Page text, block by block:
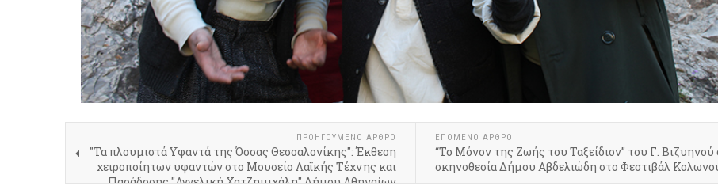
ΠΡΟΗΓΟΎΜΕΝΟ ΆΡΘΡΟ
"Τα πλουμιστά Υφαντά της Όσσας Θεσσαλονίκης": Έκθεση
χειροποίητων υφαντών στο Μουσείο Λαϊκής Τέχνης και
Παράδοσης "Αγγελική Χατζημιχάλη" Δήμου Αθηναίων
ΕΠΌΜΕΝΟ ΆΡΘΡΟ
“Το Μόνον της Ζωής του Ταξείδιον” του Γ. Βιζυηνού
σκηνοθεσία Δήμου Αβδελιώδη στο Φεστιβάλ